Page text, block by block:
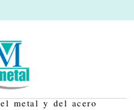
metal y del acero